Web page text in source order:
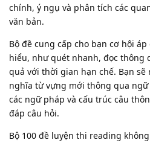
chính, ý ngụ và phân tích các
văn bản.
Bộ đề cung cấp cho bạn cơ hội
hiểu, như quét nhanh, đọc thông
quả với thời gian hạn chế. Bạn
nghĩa từ vựng mới thông qua
các ngữ pháp và cấu trúc câu
đáp câu hỏi.
Bộ 100 đề luyện thi reading